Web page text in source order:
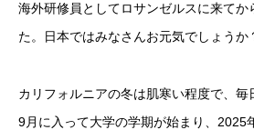
海外研修員としてロサンゼルスに来てか
た。日本ではみなさんお元気でしょうか
カリフォルニアの冬は肌寒い程度で、毎
9月に入って大学の学期が始まり、2025